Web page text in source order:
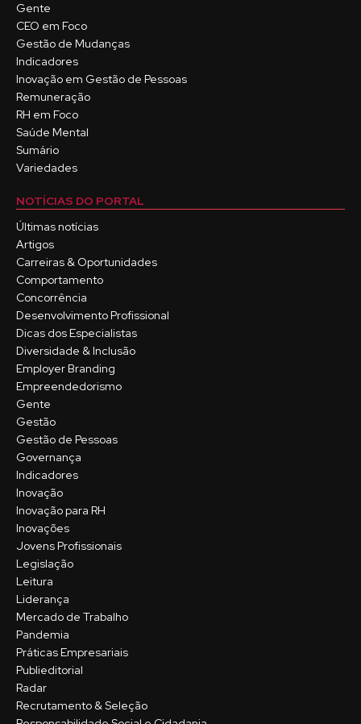
Gente
CEO em Foco
Gestão de Mudanças
Indicadores
Inovação em Gestão de Pessoas
Remuneração
RH em Foco
Saúde Mental
Sumário
Variedades
NOTÍCIAS DO PORTAL
Últimas notícias
Artigos
Carreiras & Oportunidades
Comportamento
Concorrência
Desenvolvimento Profissional
Dicas dos Especialistas
Diversidade & Inclusão
Employer Branding
Empreendedorismo
Gente
Gestão
Gestão de Pessoas
Governança
Indicadores
Inovação
Inovação para RH
Inovações
Jovens Profissionais
Legislação
Leitura
Liderança
Mercado de Trabalho
Pandemia
Práticas Empresariais
Publieditorial
Radar
Recrutamento & Seleção